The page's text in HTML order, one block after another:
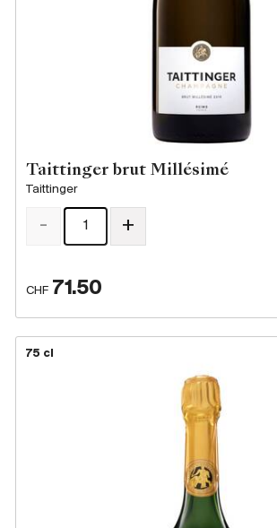
Taittinger brut Millésimé
Taittinger
CHF 71.50
- +
75 cl